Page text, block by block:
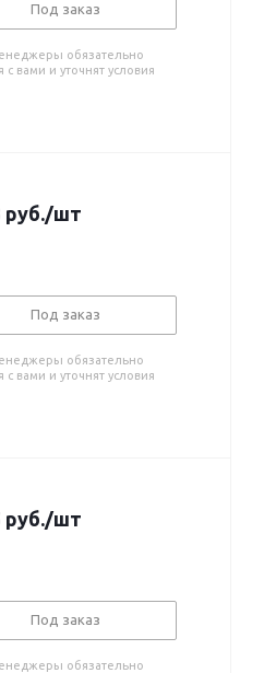
Под заказ
обязательно
с вами и уточнят условия
руб./шт
Под заказ
обязательно
с вами и уточнят условия
руб./шт
Под заказ
обязательно